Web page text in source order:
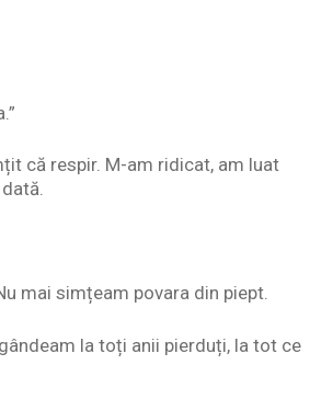
că respir. M-am ridicat, am luat
mai simțeam povara din piept.
la toți anii pierduți, la tot ce